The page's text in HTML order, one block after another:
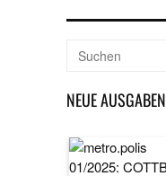
NEUE AUSGABEN